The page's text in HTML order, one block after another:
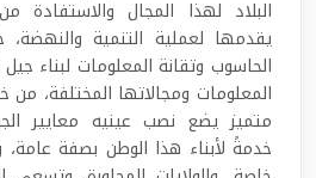
البلاد لهذا المجال والاستفادة
يقدمها لعملية التنمية
الحاسوب وتقانة المعلومات لبناء
المعلومات ومجالاتها المختلفة،
متميز يضع نصب عينيه معايير
خدمةً لأبناء هذا الوطن بصفة عامة،